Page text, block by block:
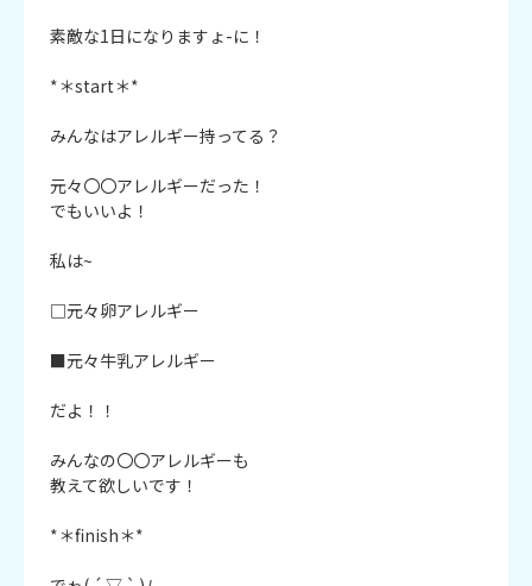
素敵な1日になりますょ-に！
*＊start＊*
みんなはアレルギー持ってる？
元々〇〇アレルギーだった！
でもいいよ！
私は~
□元々卵アレルギー
■元々牛乳アレルギー
だよ！！
みんなの〇〇アレルギーも
教えて欲しいです！
*＊finish＊*